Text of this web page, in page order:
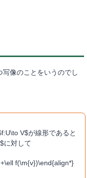
像のことをいうのでし
V$が線形であると
に対して
f(\m{v})\end{align*}